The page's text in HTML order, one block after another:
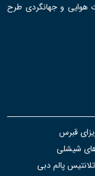
مسافرت هوایی و جهانگردی طرح
قبرس
شیشلی
پالم دبی